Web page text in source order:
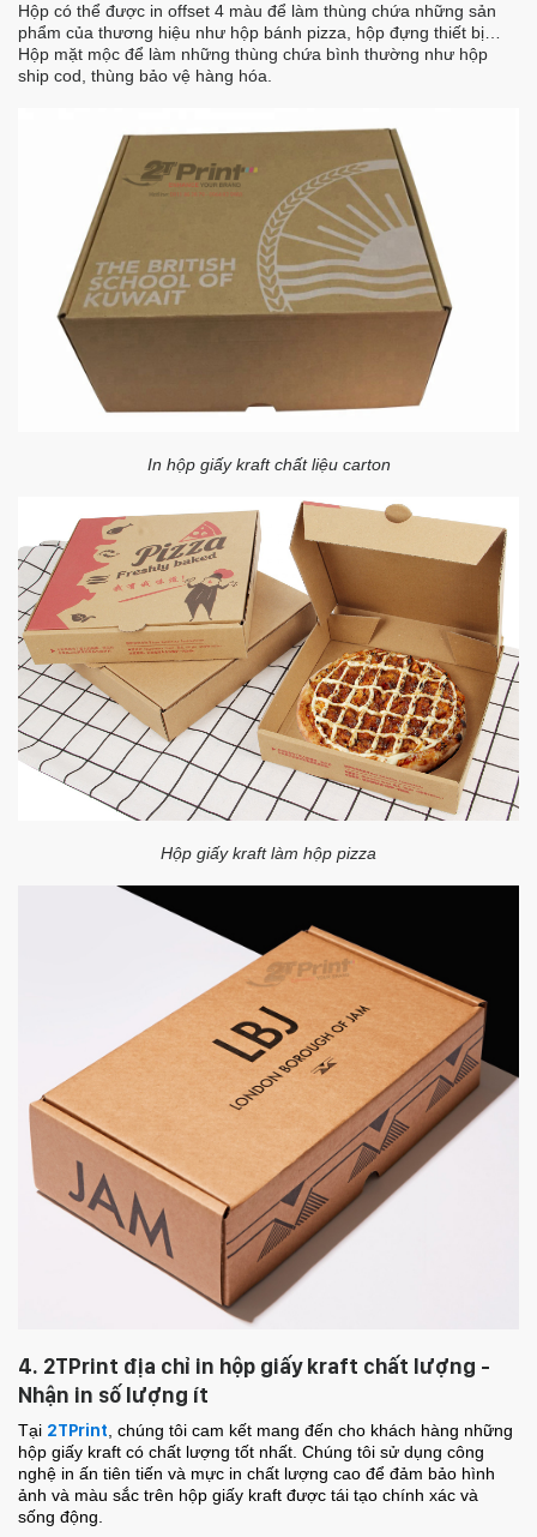
Hộp có thể được in offset 4 màu để làm thùng chứa những sản
phẩm của thương hiệu như hộp bánh pizza, hộp đựng thiết bị…
Hộp mặt mộc để làm những thùng chứa bình thường như hộp
ship cod, thùng bảo vệ hàng hóa.
In hộp giấy kraft chất liệu carton
Hộp giấy kraft làm hộp pizza
4. 2TPrint địa chỉ in hộp giấy kraft chất lượng -
Nhận in số lượng ít
Tại 2TPrint , chúng tôi cam kết mang đến cho khách hàng những
hộp giấy kraft có chất lượng tốt nhất. Chúng tôi sử dụng công
nghệ in ấn tiên tiến và mực in chất lượng cao để đảm bảo hình
ảnh và màu sắc trên hộp giấy kraft được tái tạo chính xác và
sống động.